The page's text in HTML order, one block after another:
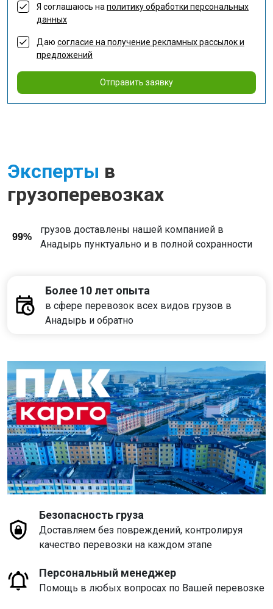
Я соглашаюсь наполитику обработки персональных
данных
Даю согласие на получение рекламных рассылок и
предложений
Отправить заявку
Эксперты в
грузоперевозках
99%
грузов доставлены нашей компанией в
Анадырь пунктуально и в полной сохранности
Более 10 лет опыта
в сфере перевозок всех видов грузов в
Анадырь и обратно
Безопасность груза
Доставляем без повреждений, контролируя
качество перевозки на каждом этапе
Персональный менеджер
Помощь в любых вопросах по Вашей перевозке